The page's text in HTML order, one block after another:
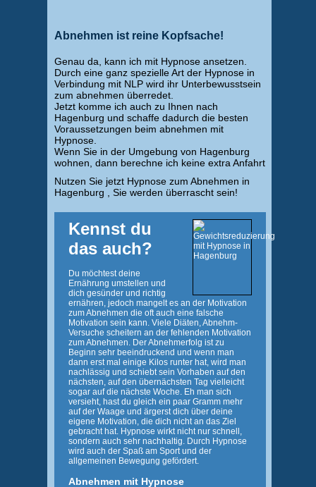
Abnehmen ist reine Kopfsache!
Genau da, kann ich mit Hypnose ansetzen.
Durch eine ganz spezielle Art der Hypnose in
Verbindung mit NLP wird ihr Unterbewusstsein
zum abnehmen überredet.
Jetzt komme ich auch zu Ihnen nach
Hagenburg und schaffe dadurch die besten
Voraussetzungen beim abnehmen mit
Hypnose.
Wenn Sie in der Umgebung von Hagenburg
wohnen, dann berechne ich keine extra Anfahrt
Nutzen Sie jetzt Hypnose zum Abnehmen in
Hagenburg , Sie werden überrascht sein!
Kennst du
das auch?
Du möchtest deine
Ernährung umstellen und
dich gesünder und richtig
ernähren, jedoch mangelt es an der Motivation
zum Abnehmen die oft auch eine falsche
Motivation sein kann. Viele Diäten, Abnehm-
Versuche scheitern an der fehlenden Motivation
zum Abnehmen. Der Abnehmerfolg ist zu
Beginn sehr beeindruckend und wenn man
dann erst mal einige Kilos runter hat, wird man
nachlässig und schiebt sein Vorhaben auf den
nächsten, auf den übernächsten Tag vielleicht
sogar auf die nächste Woche. Eh man sich
versieht, hast du gleich ein paar Gramm mehr
auf der Waage und ärgerst dich über deine
eigene Motivation, die dich nicht an das Ziel
gebracht hat. Hypnose wirkt nicht nur schnell,
sondern auch sehr nachhaltig. Durch Hypnose
wird auch der Spaß am Sport und der
allgemeinen Bewegung gefördert.
Abnehmen mit Hypnose